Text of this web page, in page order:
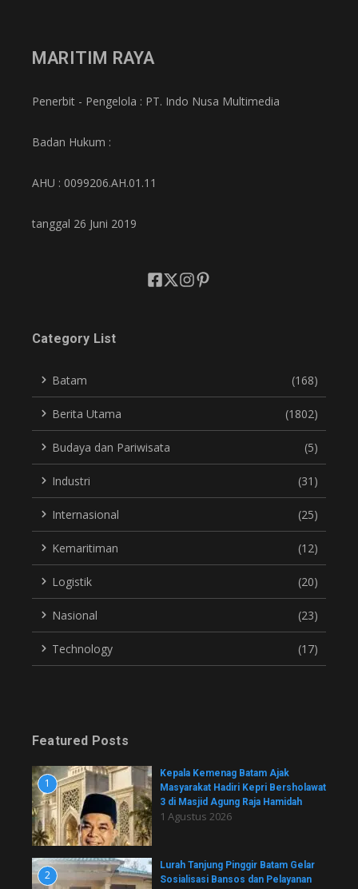
MARITIM RAYA
Penerbit - Pengelola : PT. Indo Nusa Multimedia
Badan Hukum :
AHU : 0099206.AH.01.11
tanggal 26 Juni 2019
Category List
Batam (168)
Berita Utama (1802)
Budaya dan Pariwisata (5)
Industri (31)
Internasional (25)
Kemaritiman (12)
Logistik (20)
Nasional (23)
Technology (17)
Featured Posts
1
Kepala Kemenag Batam Ajak
Masyarakat Hadiri Kepri Bersholawat
3 di Masjid Agung Raja Hamidah
1 Agustus 2026
2
Lurah Tanjung Pinggir Batam Gelar
Sosialisasi Bansos dan Pelayanan